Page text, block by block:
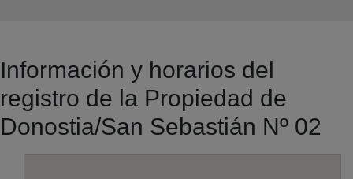
Información y horarios del
registro de la Propiedad de
Donostia/San Sebastián Nº 02